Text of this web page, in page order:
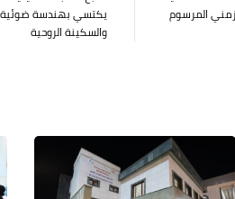
يكتسي بهندسة ضوئية
والسكينة الروحية
المرسوم